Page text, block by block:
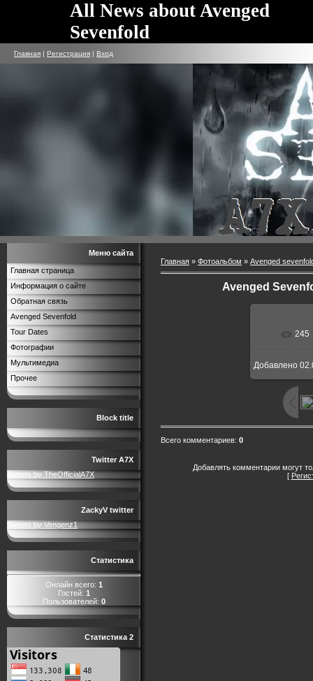
All News about Avenged
Sevenfold
Главная | Регистрация | Вход
Меню сайта
Главная страница
Информация о сайте
Обратная связь
Avenged Sevenfold
Tour Dates
Фотографии
Мультимедиа
Прочее
Block title
Twitter A7X
Tweets by TheOfficialA7X
ZackyV twitter
Tweets by Vengenz1
Статистика
Онлайн всего: 1
Гостей: 1
Пользователей: 0
Статистика 2
Главная » Фотоальбом » Avenged
Avenged
245
Добавлено
Всего комментариев: 0
Добавлять комментарии могут
[